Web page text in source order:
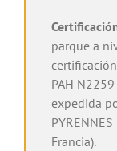
parque a
PAH
expedida
Francia).